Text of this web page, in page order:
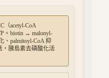
（acetyl-CoA
+ biotin → malonyl-
、palmitoyl-CoA 抑
，胰島素去磷酸化活